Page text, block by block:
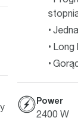
stopnia
Jedna
Long
Power
2400 W